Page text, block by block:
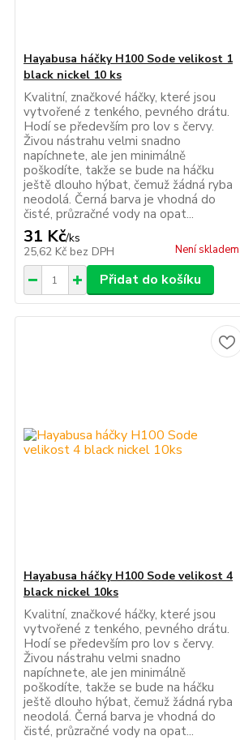
Hayabusa háčky H100 Sode velikost 1
black nickel 10 ks
Kvalitní, značkové háčky, které jsou
vytvořené z tenkého, pevného drátu.
Hodí se především pro lov s červy.
Živou nástrahu velmi snadno
napíchnete, ale jen minimálně
poškodíte, takže se bude na háčku
ještě dlouho hýbat, čemuž žádná ryba
neodolá. Černá barva je vhodná do
čisté, průzračné vody na opat...
31 Kč/ks
25,62 Kč bez DPH Není skladem
Přidat do košíku
Hayabusa háčky H100 Sode velikost 4
black nickel 10ks
Kvalitní, značkové háčky, které jsou
vytvořené z tenkého, pevného drátu.
Hodí se především pro lov s červy.
Živou nástrahu velmi snadno
napíchnete, ale jen minimálně
poškodíte, takže se bude na háčku
ještě dlouho hýbat, čemuž žádná ryba
neodolá. Černá barva je vhodná do
čisté, průzračné vody na opat...